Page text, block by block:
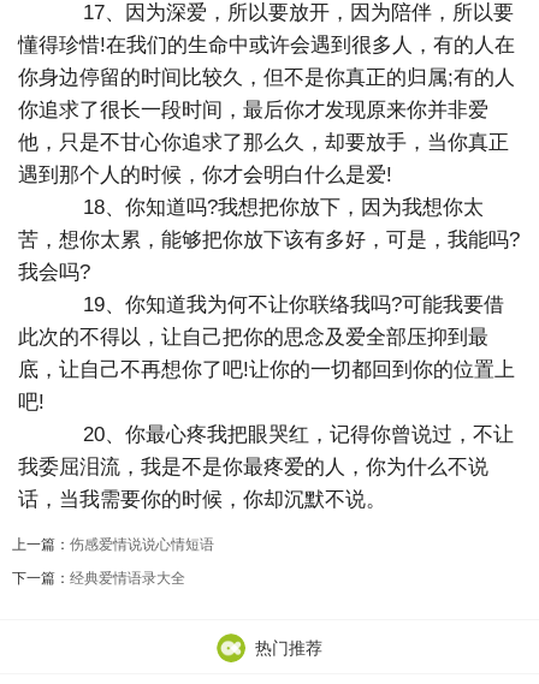
17、因为深爱，所以要放开，因为陪伴，所以要
懂得珍惜!在我们的生命中或许会遇到很多人，有的人在
你身边停留的时间比较久，但不是你真正的归属;有的人
你追求了很长一段时间，最后你才发现原来你并非爱
他，只是不甘心你追求了那么久，却要放手，当你真正
遇到那个人的时候，你才会明白什么是爱!
18、你知道吗?我想把你放下，因为我想你太
苦，想你太累，能够把你放下该有多好，可是，我能吗?
我会吗?
19、你知道我为何不让你联络我吗?可能我要借
此次的不得以，让自己把你的思念及爱全部压抑到最
底，让自己不再想你了吧!让你的一切都回到你的位置上
吧!
20、你最心疼我把眼哭红，记得你曾说过，不让
我委屈泪流，我是不是你最疼爱的人，你为什么不说
话，当我需要你的时候，你却沉默不说。
上一篇： 伤感爱情说说心情短语
下一篇： 经典爱情语录大全
热门推荐